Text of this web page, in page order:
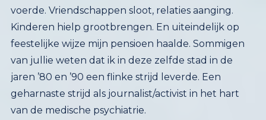
voerde. Vriendschappen sloot, relaties aanging.
Kinderen hielp grootbrengen. En uiteindelijk op
feestelijke wijze mijn pensioen haalde. Sommigen
van jullie weten dat ik in deze zelfde stad in de
jaren ’80 en ’90 een flinke strijd leverde. Een
geharnaste strijd als journalist/activist in het hart
van de medische psychiatrie.